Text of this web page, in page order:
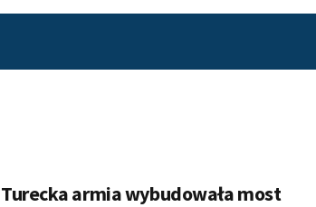
Turecka armia wybudowała most